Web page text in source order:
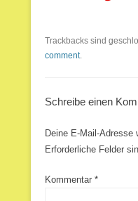
Trackbacks sind
comment.
Schreibe einen
Deine E-Mail-
Erforderliche Felder
Kommentar *